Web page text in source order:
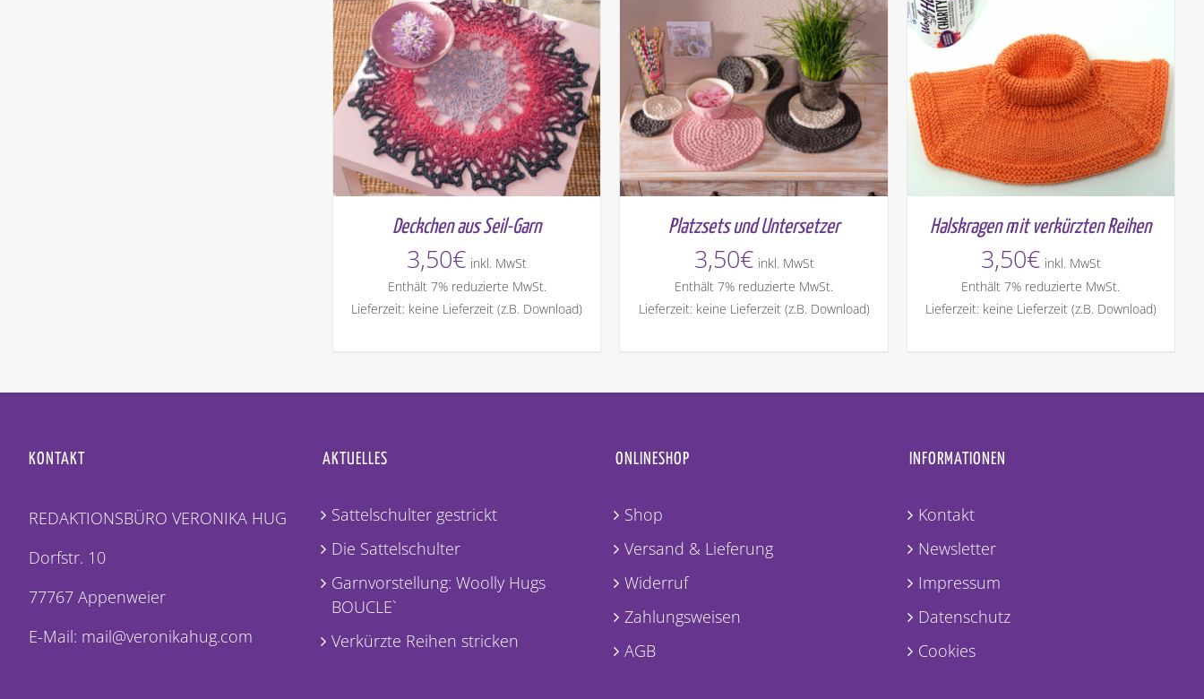
Deckchen aus Seil-Garn
3,50€ inkl. MwSt
Enthält 7% reduzierte MwSt.
Lieferzeit: keine Lieferzeit (z.B. Download)
Platzsets und Untersetzer
3,50€ inkl. MwSt
Enthält 7% reduzierte MwSt.
Lieferzeit: keine Lieferzeit (z.B. Download)
Halskragen mit verkürzten Reihen
3,50€ inkl. MwSt
Enthält 7% reduzierte MwSt.
Lieferzeit: keine Lieferzeit (z.B. Download)
KONTAKT
REDAKTIONSBÜRO VERONIKA HUG
Dorfstr. 10
77767 Appenweier
E-Mail: mail@veronikahug.com
AKTUELLES
Sattelschulter gestrickt
Die Sattelschulter
Garnvorstellung: Woolly Hugs
BOUCLE`
Verkürzte Reihen stricken
ONLINESHOP
Shop
Versand & Lieferung
Widerruf
Zahlungsweisen
AGB
INFORMATIONEN
Kontakt
Newsletter
Impressum
Datenschutz
Cookies